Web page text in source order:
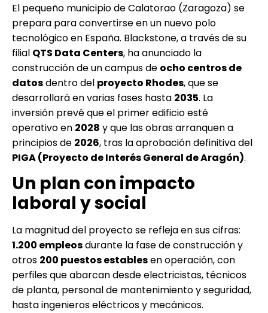
El pequeño municipio de Calatorao (Zaragoza) se
prepara para convertirse en un nuevo polo
tecnológico en España. Blackstone, a través de su
filial QTS Data Centers, ha anunciado la
construcción de un campus de ocho centros de
datosdentro del proyecto Rhodes, que se
desarrollará en varias fases hasta 2035. La
inversión prevé que el primer edificio esté
operativo en 2028 y que las obras arranquen a
principios de 2026, tras la aprobación definitiva del
PIGA (Proyecto de Interés General de Aragón).
Un plan con impacto
laboral y social
La magnitud del proyecto se refleja en sus cifras:
1.200 empleosdurante la fase de construcción y
otros 200 puestos establesen operación, con
perfiles que abarcan desde electricistas, técnicos
de planta, personal de mantenimiento y seguridad,
hasta ingenieros eléctricos y mecánicos.